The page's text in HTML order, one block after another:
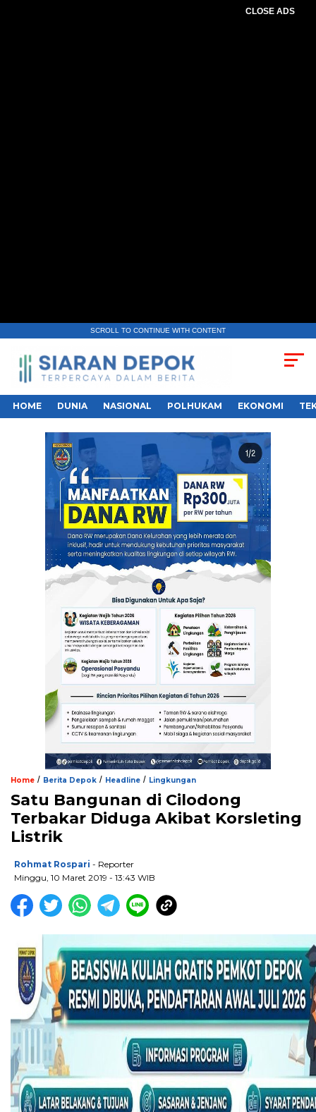
CLOSE ADS
SCROLL TO CONTINUE WITH CONTENT
HOME DUNIA NASIONAL POLHUKAM EKONOMI
Home / Berita Depok / Headline / Lingkungan
Satu Bangunan di Cilodong
Terbakar Diduga Akibat Korsleting
Listrik
Rohmat Rospari - Reporter
Minggu, 10 Maret 2019 - 13:43 WIB